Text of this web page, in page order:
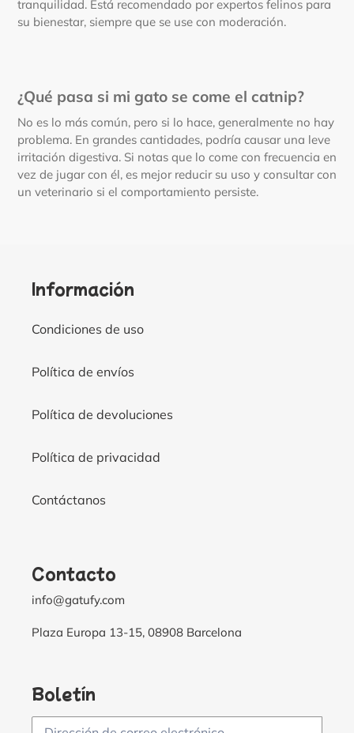
tranquilidad. Está recomendado por expertos felinos para
su bienestar, siempre que se use con moderación.
¿Qué pasa si mi gato se come el catnip?
No es lo más común, pero si lo hace, generalmente no hay
problema. En grandes cantidades, podría causar una leve
irritación digestiva. Si notas que lo come con frecuencia en
vez de jugar con él, es mejor reducir su uso y consultar con
un veterinario si el comportamiento persiste.
Información
Condiciones de uso
Política de envíos
Política de devoluciones
Política de privacidad
Contáctanos
Contacto
info@gatufy.com
Plaza Europa 13-15, 08908 Barcelona
Boletín